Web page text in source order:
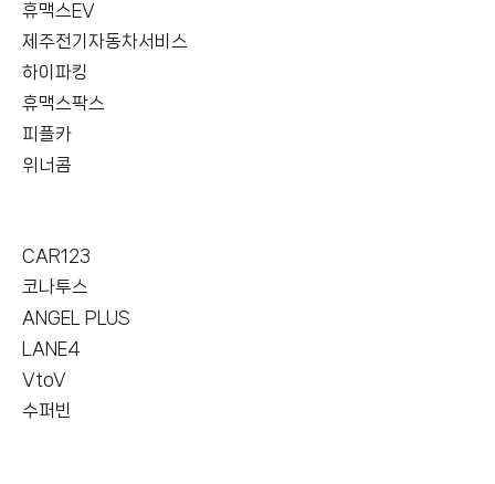
휴맥스EV
제주전기자동차서비스
하이파킹
휴맥스팍스
피플카
위너콤
CAR123
코나투스
ANGEL PLUS
LANE4
VtoV
수퍼빈